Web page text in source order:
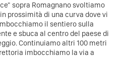
sopra Romagnano svoltiamo
prossimità di una curva dove vi
il sentiero sulla
e sbuca al centro del paese di
Continuiamo altri 100 metri
imbocchiamo la via a